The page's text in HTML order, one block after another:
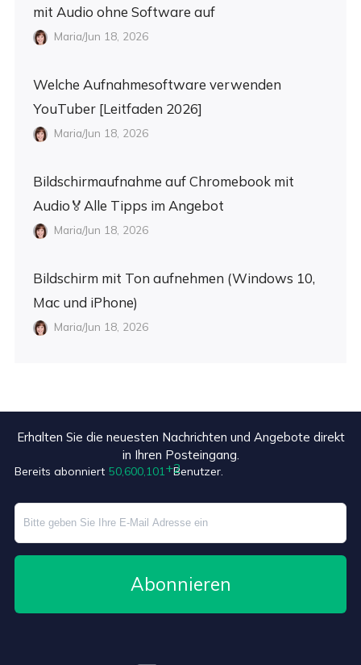
mit Audio ohne Software auf
Maria/Jun 18, 2026
Welche Aufnahmesoftware verwenden
YouTuber [Leitfaden 2026]
Maria/Jun 18, 2026
Bildschirmaufnahme auf Chromebook mit
Audio🏅Alle Tipps im Angebot
Maria/Jun 18, 2026
Bildschirm mit Ton aufnehmen (Windows 10,
Mac und iPhone)
Maria/Jun 18, 2026
Erhalten Sie die neuesten Nachrichten und Angebote direkt
in Ihren Posteingang.
Bereits abonniert 50,600,103 Benutzer.
Abonnieren